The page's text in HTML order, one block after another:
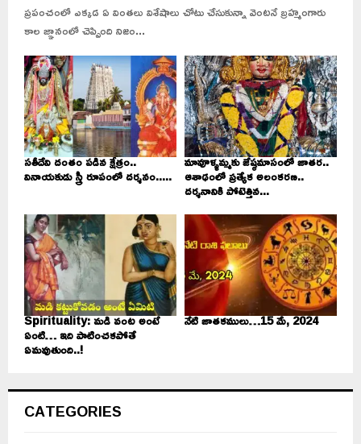
ప్రపంచంలో ఎక్కడ ఏ వింతలు విశేషాలు చోటు చేసుకున్నా వెంటనే బ్రహ్మంగారు
కాల జ్ఞానంలో చెప్పింది నిజం...
సతీదేవి దంతం పడిన క్షేత్రం..
వినాయకుడు స్త్రీ రూపంలో దర్శనం.....
మావూళ్ళమ్మకు జేష్ఠమాసంలో జాతర..
ఆశాఢంలో ప్రత్యేక అలంకరణ..
దర్శనానికి పోటెత్తిన...
Spirituality: మడి వంట అంటే
ఏంటి… ఇది పాటించకపోతే
ఏమవుతుంది..!
నేటి జాతకములు…15 మే, 2024
CATEGORIES